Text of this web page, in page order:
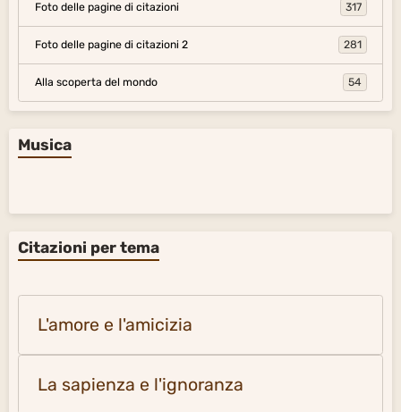
Foto delle pagine di citazioni 317
Foto delle pagine di citazioni 2 281
Alla scoperta del mondo 54
Musica
Citazioni per tema
L'amore e l'amicizia
La sapienza e l'ignoranza